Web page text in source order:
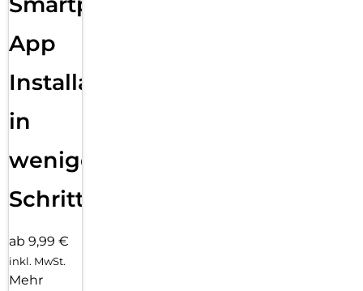
App
Installation
in
wenigen
Schritten
ab 9,99 €
inkl. MwSt.
Mehr